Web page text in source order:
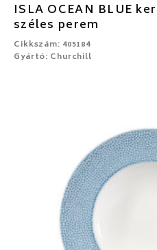
ISLA OCEAN BLUE
széles perem
Cikkszám: 405184
Gyártó: Churchill